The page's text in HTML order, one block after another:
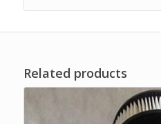
Related products